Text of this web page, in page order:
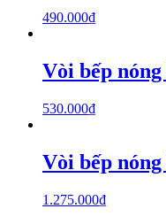
490.000₫
Vòi bếp
530.000₫
Vòi bếp
1.275.000₫